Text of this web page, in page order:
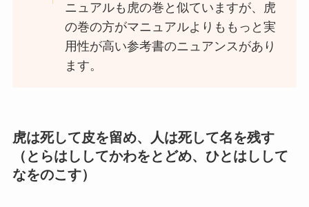
ニュアルも虎の巻と似ていますが、虎
の巻の方がマニュアルよりももっと実
用性が高い参考書のニュアンスがあり
ます。
虎は死して皮を留め、人は死して名を残す
（とらはししてかわをとどめ、ひとはしして
なをのこす）